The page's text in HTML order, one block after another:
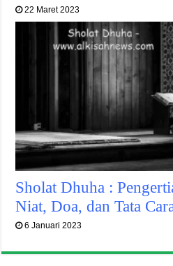
22 Maret 2023
Sholat Dhuha :
Niat, Doa, dan Tata
6 Januari 2023